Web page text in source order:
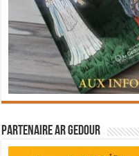
Partenaire Ar Gedour